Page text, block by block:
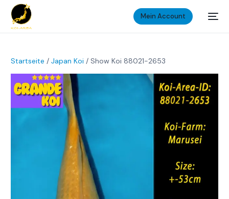
Mein Account
Startseite /Japan Koi / Show Koi 88021-2653